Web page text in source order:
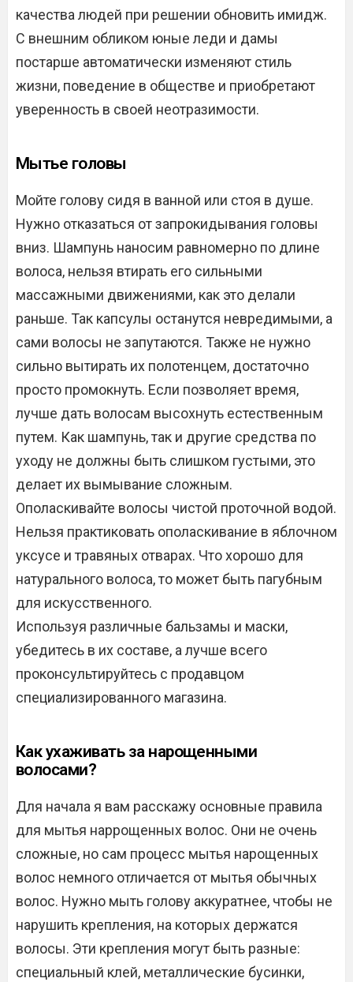
качества людей при решении обновить имидж.
С внешним обликом юные леди и дамы
постарше автоматически изменяют стиль
жизни, поведение в обществе и приобретают
уверенность в своей неотразимости.
Мытье головы
Мойте голову сидя в ванной или стоя в душе.
Нужно отказаться от запрокидывания головы
вниз. Шампунь наносим равномерно по длине
волоса, нельзя втирать его сильными
массажными движениями, как это делали
раньше. Так капсулы останутся невредимыми, а
сами волосы не запутаются. Также не нужно
сильно вытирать их полотенцем, достаточно
просто промокнуть. Если позволяет время,
лучше дать волосам высохнуть естественным
путем. Как шампунь, так и другие средства по
уходу не должны быть слишком густыми, это
делает их вымывание сложным.
Ополаскивайте волосы чистой проточной водой.
Нельзя практиковать ополаскивание в яблочном
уксусе и травяных отварах. Что хорошо для
натурального волоса, то может быть пагубным
для искусственного.
Используя различные бальзамы и маски,
убедитесь в их составе, а лучше всего
проконсультируйтесь с продавцом
специализированного магазина.
Как ухаживать за нарощенными
волосами?
Для начала я вам расскажу основные правила
для мытья наррощенных волос. Они не очень
сложные, но сам процесс мытья нарощенных
волос немного отличается от мытья обычных
волос. Нужно мыть голову аккуратнее, чтобы не
нарушить крепления, на которых держатся
волосы. Эти крепления могут быть разные:
специальный клей, металлические бусинки,